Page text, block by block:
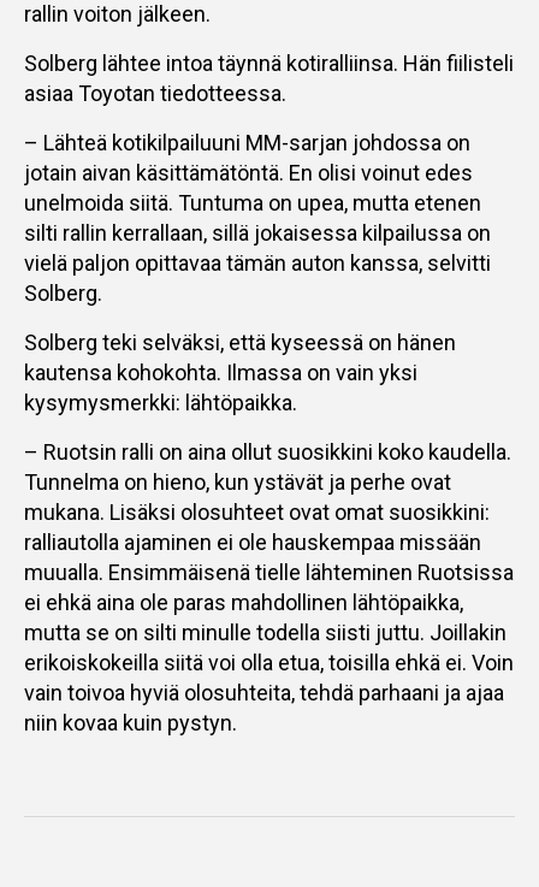
rallin voiton jälkeen.
Solberg lähtee intoa täynnä kotiralliinsa. Hän fiilisteli
asiaa Toyotan tiedotteessa.
– Lähteä kotikilpailuuni MM-sarjan johdossa on
jotain aivan käsittämätöntä. En olisi voinut edes
unelmoida siitä. Tuntuma on upea, mutta etenen
silti rallin kerrallaan, sillä jokaisessa kilpailussa on
vielä paljon opittavaa tämän auton kanssa, selvitti
Solberg.
Solberg teki selväksi, että kyseessä on hänen
kautensa kohokohta. Ilmassa on vain yksi
kysymysmerkki: lähtöpaikka.
– Ruotsin ralli on aina ollut suosikkini koko kaudella.
Tunnelma on hieno, kun ystävät ja perhe ovat
mukana. Lisäksi olosuhteet ovat omat suosikkini:
ralliautolla ajaminen ei ole hauskempaa missään
muualla. Ensimmäisenä tielle lähteminen Ruotsissa
ei ehkä aina ole paras mahdollinen lähtöpaikka,
mutta se on silti minulle todella siisti juttu. Joillakin
erikoiskokeilla siitä voi olla etua, toisilla ehkä ei. Voin
vain toivoa hyviä olosuhteita, tehdä parhaani ja ajaa
niin kovaa kuin pystyn.